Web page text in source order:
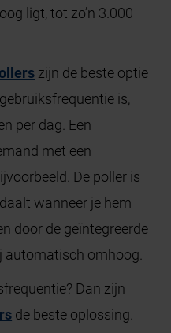
ligt, tot zo’n 3.000
zijn de beste optie
is,
per dag. Een
met een
De poller is
wanneer je hem
door de geïntegreerde
automatisch omhoog.
Dan zijn
de beste oplossing.